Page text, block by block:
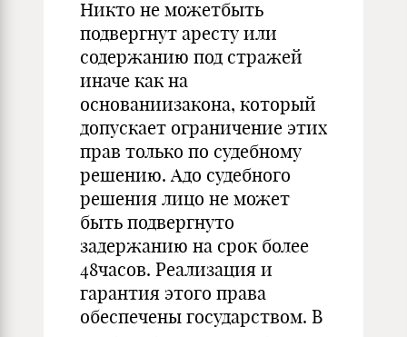
Никто не можетбыть
подвергнут аресту или
содержанию под стражей
иначе как на
основаниизакона, который
допускает ограничение этих
прав только по судебному
решению. Адо судебного
решения лицо не может
быть подвергнуто
задержанию на срок более
48часов. Реализация и
гарантия этого права
обеспечены государством. В